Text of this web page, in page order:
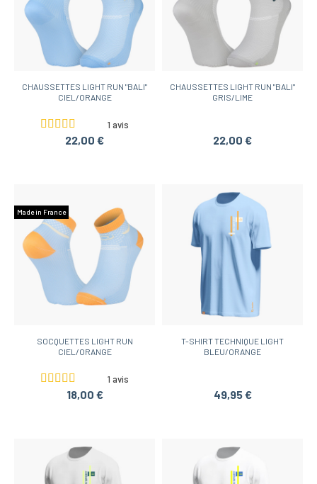
CHAUSSETTES LIGHT RUN "BALI"
CIEL/ORANGE
1 avis
22,00 €
CHAUSSETTES LIGHT RUN "BALI"
GRIS/LIME
22,00 €
Made in France
SOCQUETTES LIGHT RUN
CIEL/ORANGE
1 avis
18,00 €
T-SHIRT TECHNIQUE LIGHT
BLEU/ORANGE
49,95 €